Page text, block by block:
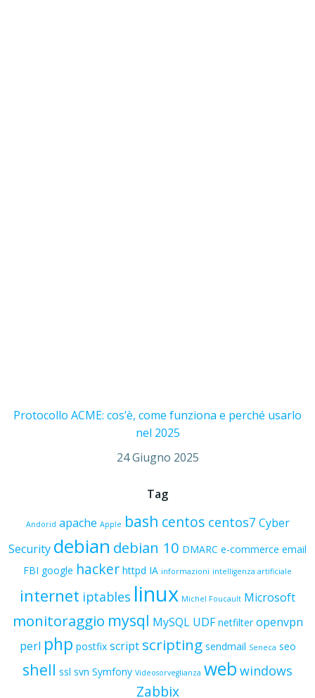
Protocollo ACME: cos’è, come funziona e perché usarlo
nel 2025
24 Giugno 2025
Tag
Andorid apache Apple bash centos centos7 Cyber
Security debian debian 10 DMARC e-commerce email
FBI google hacker httpd IA informazioni intelligenza artificiale
internet iptables linux Michel Foucault Microsoft
monitoraggio mysql MySQL UDF netfilter openvpn
perl php postfix script scripting sendmail Seneca seo
shell ssl svn Symfony Videosorveglianza web windows
Zabbix